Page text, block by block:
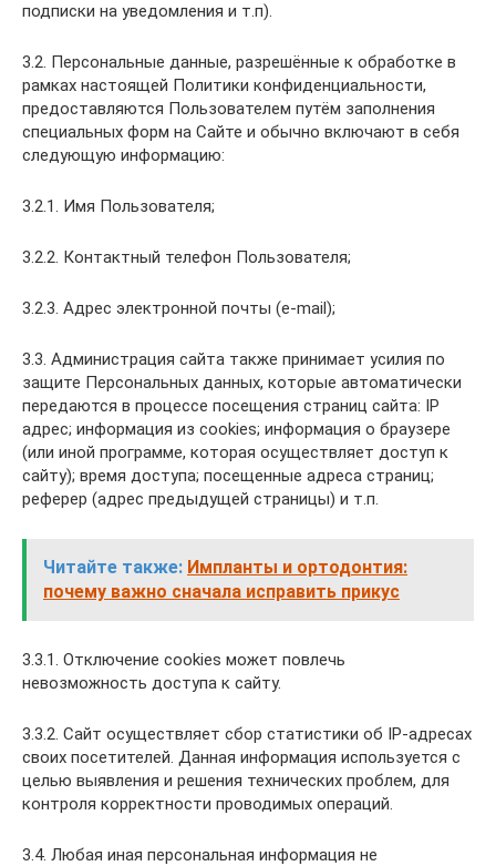
подписки на уведомления и т.п).
3.2. Персональные данные, разрешённые к обработке в
рамках настоящей Политики конфиденциальности,
предоставляются Пользователем путём заполнения
специальных форм на Сайте и обычно включают в себя
следующую информацию:
3.2.1. Имя Пользователя;
3.2.2. Контактный телефон Пользователя;
3.2.3. Адрес электронной почты (e-mail);
3.3. Администрация сайта также принимает усилия по
защите Персональных данных, которые автоматически
передаются в процессе посещения страниц сайта: IP
адрес; информация из cookies; информация о браузере
(или иной программе, которая осуществляет доступ к
сайту); время доступа; посещенные адреса страниц;
реферер (адрес предыдущей страницы) и т.п.
Читайте также: Импланты и ортодонтия:
почему важно сначала исправить прикус
3.3.1. Отключение cookies может повлечь
невозможность доступа к сайту.
3.3.2. Сайт осуществляет сбор статистики об IP-адресах
своих посетителей. Данная информация используется с
целью выявления и решения технических проблем, для
контроля корректности проводимых операций.
3.4. Любая иная персональная информация не